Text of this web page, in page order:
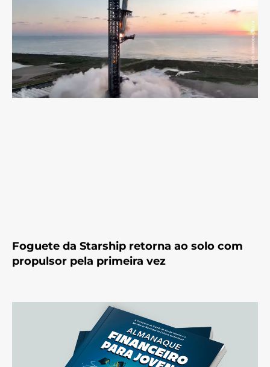
Foguete da Starship retorna ao solo com
propulsor pela primeira vez